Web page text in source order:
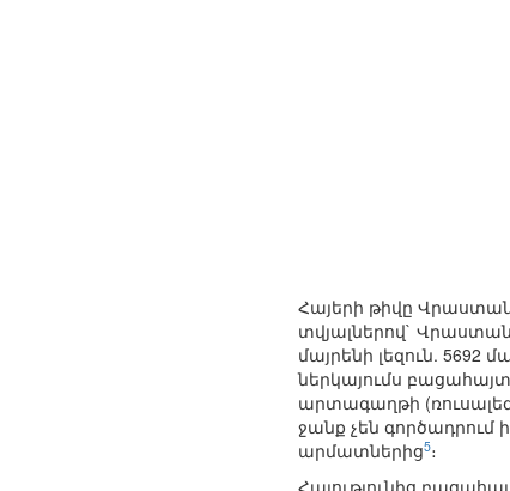
Հայերի թիվը
տվյալներով`
մայրենի լեզուն. 5692
ներկայումս բացահայտ
արտագաղթի
ջանք չեն
արմատներից5։